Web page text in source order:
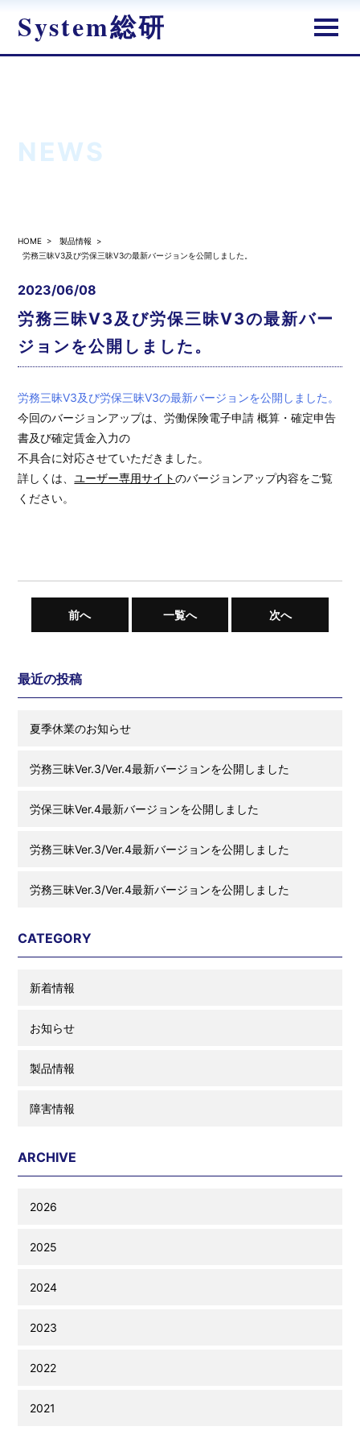
System総研
NEWS
HOME > 製品情報
>
労務三昧V3及び労保三昧V3の最新バージョンを公開しました。
2023/06/08
労務三昧V3及び労保三昧V3の最新バー
ジョンを公開しました。
労務三昧V3及び労保三昧V3の最新バージョンを公開しました。
今回のバージョンアップは、労働保険電子申請 概算・確定申告
書及び確定賃金入力の
不具合に対応させていただきました。
詳しくは、ユーザー専用サイトのバージョンアップ内容をご覧
ください。
前へ 一覧へ 次へ
最近の投稿
夏季休業のお知らせ
労務三昧Ver.3/Ver.4最新バージョンを公開しました
労保三昧Ver.4最新バージョンを公開しました
労務三昧Ver.3/Ver.4最新バージョンを公開しました
労務三昧Ver.3/Ver.4最新バージョンを公開しました
CATEGORY
新着情報
お知らせ
製品情報
障害情報
ARCHIVE
2026
2025
2024
2023
2022
2021